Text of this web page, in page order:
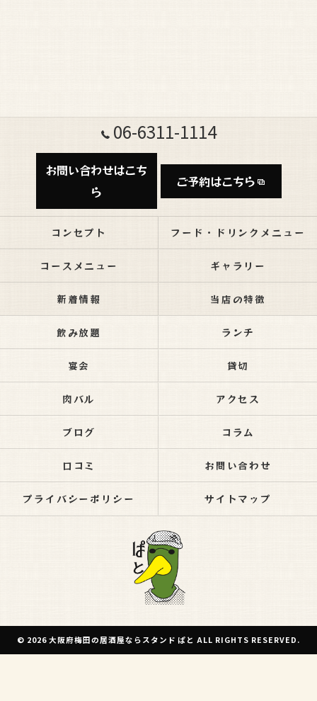
06-6311-1114
お問い合わせはこち
ら
ご予約はこちら
コンセプト フード・ドリンクメニュー
コースメニュー ギャラリー
新着情報 当店の特徴
飲み放題 ランチ
宴会 貸切
肉バル アクセス
ブログ コラム
口コミ お問い合わせ
プライバシーポリシー サイトマップ
© 2026 大阪府梅田の居酒屋ならスタンド ぱと ALL RIGHTS RESERVED.